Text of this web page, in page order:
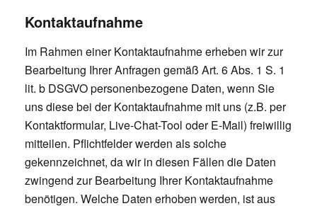
Kontaktaufnahme
Im Rahmen einer Kontaktaufnahme erheben wir zur
Bearbeitung Ihrer Anfragen gemäß Art. 6 Abs. 1 S. 1
lit. b DSGVO personenbezogene Daten, wenn Sie
uns diese bei der Kontaktaufnahme mit uns (z.B. per
Kontaktformular, Live-Chat-Tool oder E-Mail) freiwillig
mitteilen. Pflichtfelder werden als solche
gekennzeichnet, da wir in diesen Fällen die Daten
zwingend zur Bearbeitung Ihrer Kontaktaufnahme
benötigen. Welche Daten erhoben werden, ist aus